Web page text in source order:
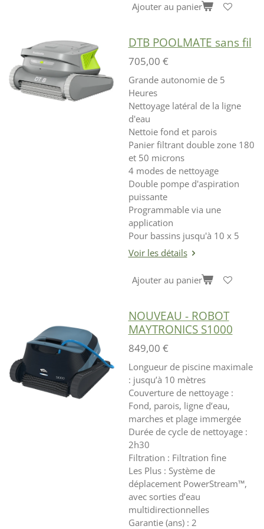
Ajouter au panier
DTB POOLMATE sans fil
705,00 €
Grande autonomie de 5
Heures
Nettoyage latéral de la ligne
d'eau
Nettoie fond et parois
Panier filtrant double zone 180
et 50 microns
4 modes de nettoyage
Double pompe d'aspiration
puissante
Programmable via une
application
Pour bassins jusqu'à 10 x 5
Voir les détails
Ajouter au panier
NOUVEAU - ROBOT
MAYTRONICS S1000
849,00 €
Longueur de piscine maximale
: jusqu’à 10 mètres
Couverture de nettoyage :
Fond, parois, ligne d’eau,
marches et plage immergée
Durée de cycle de nettoyage :
2h30
Filtration : Filtration fine
Les Plus : Système de
déplacement PowerStream™,
avec sorties d’eau
multidirectionnelles
Garantie (ans) : 2